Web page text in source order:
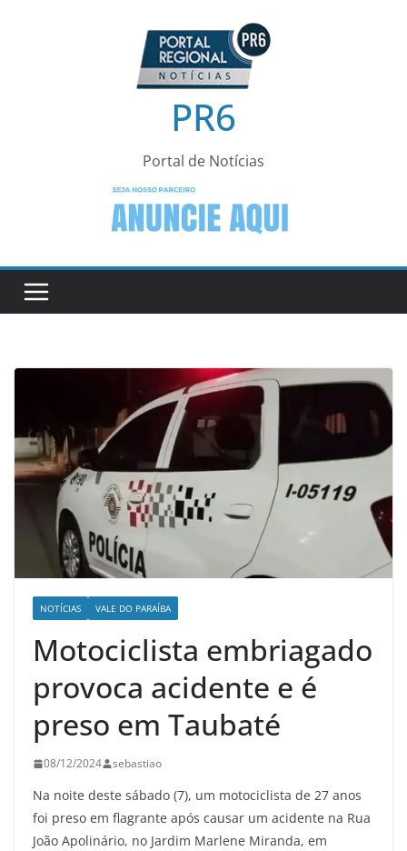
PR6
Portal de Notícias
NOTÍCIAS VALE DO PARAÍBA
Motociclista embriagado
provoca acidente e é
preso em Taubaté
08/12/2024 sebastiao
Na noite deste sábado (7), um motociclista de 27 anos
foi preso em flagrante após causar um acidente na Rua
João Apolinário, no Jardim Marlene Miranda, em